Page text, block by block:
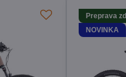
Preprava
NOVINKA